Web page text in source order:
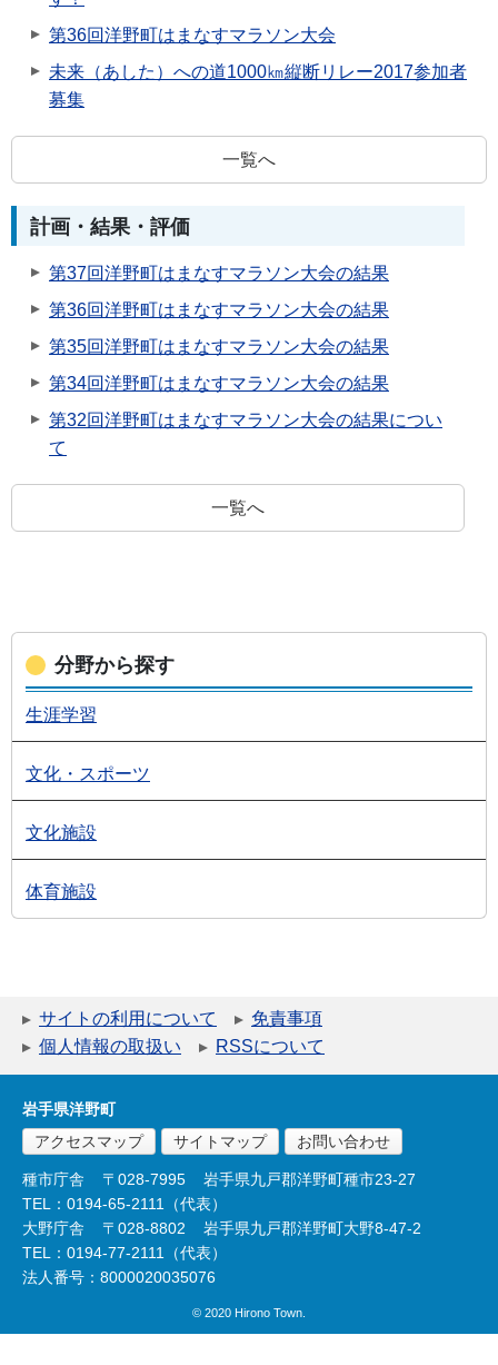
第36回洋野町はまなすマラソン大会
未来（あした）への道1000㎞縦断リレー2017参加者
募集
一覧へ
計画・結果・評価
第37回洋野町はまなすマラソン大会の結果
第36回洋野町はまなすマラソン大会の結果
第35回洋野町はまなすマラソン大会の結果
第34回洋野町はまなすマラソン大会の結果
第32回洋野町はまなすマラソン大会の結果につい
て
一覧へ
分野から探す
生涯学習
文化・スポーツ
文化施設
体育施設
サイトの利用について
免責事項
個人情報の取扱い
RSSについて
岩手県洋野町
アクセスマップ
サイトマップ お問い合わせ
種市庁舎 〒028-7995
岩手県九戸郡洋野町種市23-27
TEL：0194-65-2111（代表）
大野庁舎
〒028-8802
岩手県九戸郡洋野町大野8-47-2
TEL：0194-77-2111（代表）
法人番号：8000020035076
© 2020 Hirono Town.